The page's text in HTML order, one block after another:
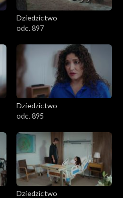
Dziedzictwo
odc. 897
Dziedzictwo
odc. 895
Dziedzictwo